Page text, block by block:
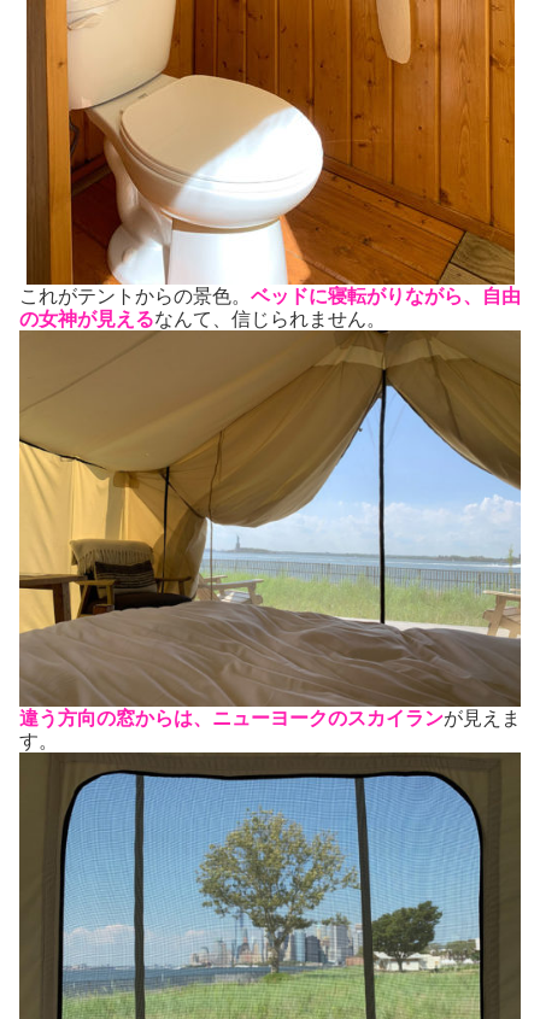
これがテントからの景色。 ベッドに寝転がりながら、自由
の女神が見えるなんて、信じられません。
違う方向の窓からは、ニューヨークのスカイランが見えま
す。